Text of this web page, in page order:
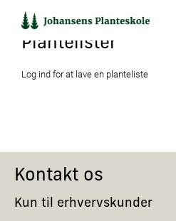
indholdet
Plantelister
Log ind for at lave en planteliste
Kontakt os
Kun til erhvervskunder